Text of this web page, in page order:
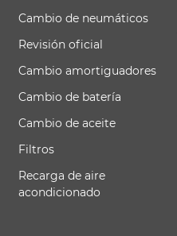
Cambio de neumáticos
Revisión oficial
Cambio amortiguadores
Cambio de batería
Cambio de aceite
Filtros
Recarga de aire
acondicionado